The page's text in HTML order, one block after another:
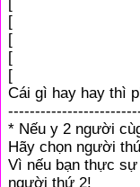
[
[
[
[
Cái gì hay hay thì
* Nếu y 2 người
Hãy chọn người
Vì nếu bạn thực
người thứ 2!